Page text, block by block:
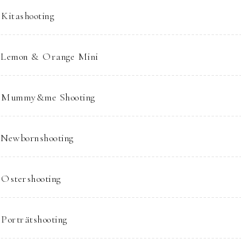
Kitashooting
Lemon & Orange Mini
Mummy&me Shooting
Newbornshooting
Ostershooting
Porträtshooting